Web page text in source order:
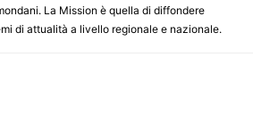
La Mission è quella di diffondere
di attualità a livello regionale e nazionale.